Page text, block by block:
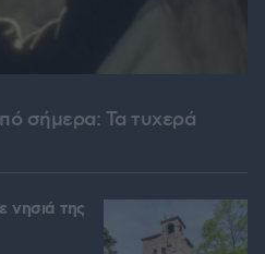
σήμερα: Τα τυχερά
νησιά της